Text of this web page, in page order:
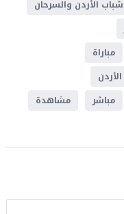
شباب الأردن والسرحان
مباراة
مباشر مشاهدة